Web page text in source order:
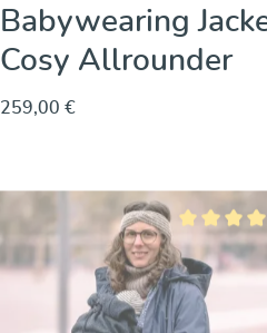
Babywearing
Cosy Allrounder
259,00 €
Note